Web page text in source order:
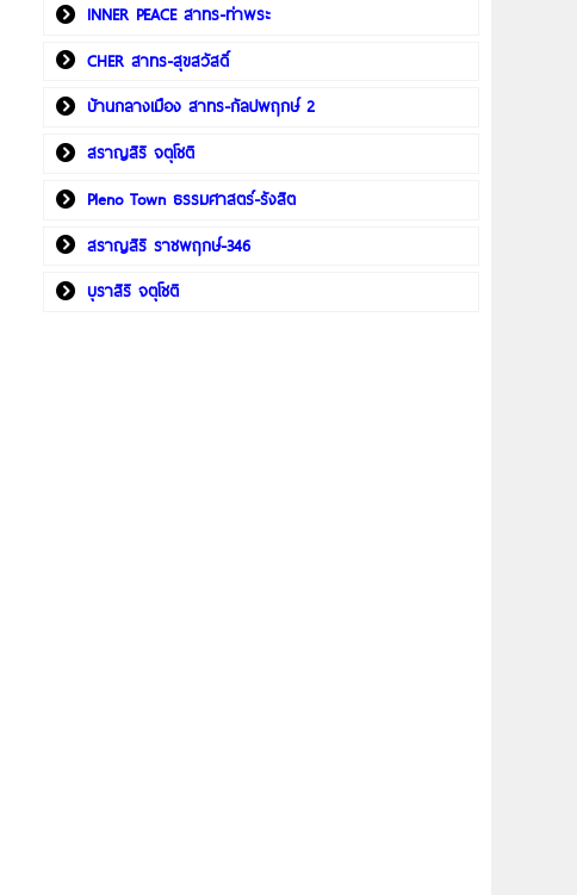
INNER PEACE สาทร-ท่าพระ
CHER สาทร-สุขสวัสดิ์
บ้านกลางเมือง สาทร-กัลปพฤกษ์ 2
สราญสิริ จตุโชติ
Pleno Town ธรรมศาสตร์-รังสิต
สราญสิริ ราชพฤกษ์-346
บุราสิริ จตุโชติ